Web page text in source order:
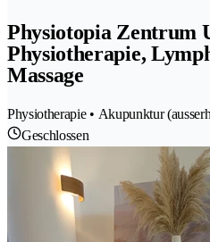
Physiotopia Zentrum
Physiotherapie,
Massage
Physiotherapie • Akupunktur
Geschlossen